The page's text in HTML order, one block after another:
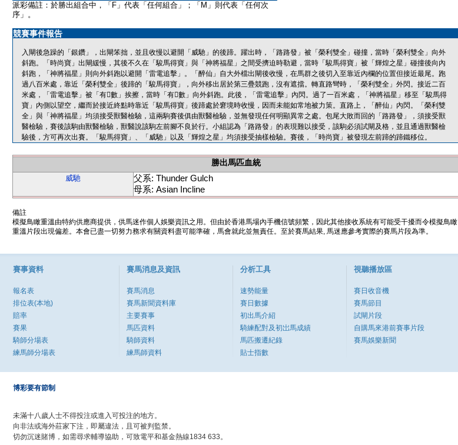
派彩備註：於勝出組合中，「F」代表「任何組合」；「M」則代表「任何次
序」。
競賽事件報告
入閘後急躁的「銀鑽」，出閘笨拙，並且收慢以避開「威馳」的後蹄。躍出時，「路路發」被「榮利雙全」碰撞，當時「榮利雙全」向外
斜跑。「時尚寶」出閘緩慢，其後不久在「駿馬得寶」與「神將福星」之間受擠迫時勒避，當時「駿馬得寶」被「輝煌之星」碰撞後向內
斜跑，「神將福星」則向外斜跑以避開「雷電追擊」。「醉仙」自大外檔出閘後收慢，在馬群之後切入至靠近內欄的位置但接近最尾。跑
過八百米處，靠近「榮利雙全」後蹄的「駿馬得寶」，向外移出居於第三疊競跑，沒有遮擋。轉直路彎時，「榮利雙全」外閃。接近二百
米處，「雷電追擊」被「有數」挨擦，當時「有數」向外斜跑。此後，「雷電追擊」內閃。過了一百米處，「神將福星」移至「駿馬得
寶」內側以望空，繼而於接近終點時靠近「駿馬得寶」後蹄處於窘境時收慢，因而未能如常地被力策。直路上，「醉仙」內閃。「榮利雙
全」與「神將福星」均須接受獸醫檢驗，這兩駒賽後俱由獸醫檢驗，並無發現任何明顯異常之處。包尾大敗而回的「路路發」，須接受獸
醫檢驗，賽後該駒由獸醫檢驗，獸醫說該駒左前腳不良於行。小組認為「路路發」的表現難以接受，該駒必須試閘及格，並且通過獸醫檢
驗後，方可再次出賽。「駿馬得寶」、「威馳」以及「輝煌之星」均須接受抽樣檢驗。賽後，「時尚寶」被發現左前蹄的蹄鐵移位。
勝出馬匹血統
威馳
父系: Thunder Gulch
母系: Asian Incline
備註
模擬鳥瞰重溫由特約供應商提供，供馬迷作個人娛樂資訊之用。但由於香港馬場內手機信號頻繁，因此其他接收系統有可能受干擾而令模擬鳥瞰
重溫片段出現偏差。本會已盡一切努力務求有關資料盡可能準確，馬會就此並無責任。至於賽馬結果, 馬迷應參考實際的賽馬片段為準。
賽事資料
報名表
排位表(本地)
賠率
賽果
騎師分場表
練馬師分場表
賽馬消息及資訊
賽馬消息
賽馬新聞資料庫
主要賽事
馬匹資料
騎師資料
練馬師資料
分析工具
速勢能量
賽日數據
初出馬介紹
騎練配對及初岀馬成績
馬匹搬遷紀錄
貼士指數
視聽播放區
賽日收音機
賽馬節目
試閘片段
自購馬來港前賽事片段
賽馬娛樂新聞
博彩要有節制
未滿十八歲人士不得投注或進入可投注的地方。
向非法或海外莊家下注，即屬違法，且可被判監禁。
切勿沉迷賭博，如需尋求輔導協助，可致電平和基金熱線1834 633。